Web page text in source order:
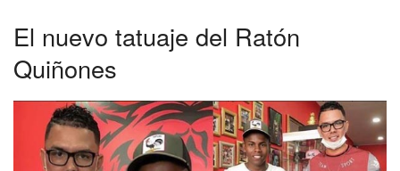
El nuevo tatuaje del Ratón
Quiñones